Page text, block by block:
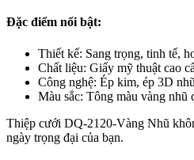
Đặc điểm nổi bật:
Thiết kế: Sang trọng, tinh tế,
Chất liệu: Giấy mỹ thuật cao
Công nghệ: Ép kim, ép 3D
Màu sắc: Tông màu vàng nhũ
Thiệp cưới DQ-2120-Vàng Nhũ
ngày trọng đại của bạn.